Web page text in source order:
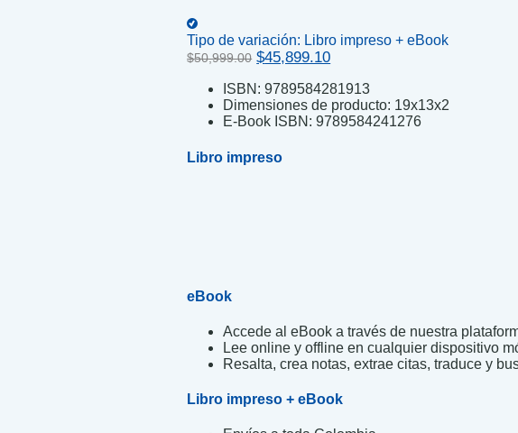
Tipo de variación: Libro impreso + eBook
$50,999.00 Original
was:
$50,999.00.
$45,899.10Current
is:
$45,899.10.
ISBN: 9789584281913
Dimensiones de producto: 19x13x2
E-Book ISBN: 9789584241276
Libro impreso
eBook
Accede al eBook a través de nuestra
Lee online y offline en cualquier dispositivo
Resalta, crea notas, extrae citas, traduce y
Libro impreso + eBook